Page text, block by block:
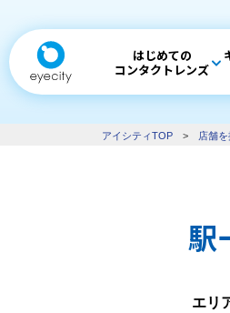
はじめての
コンタクトレンズ
アイシティTOP > 店舗
駅
エリ